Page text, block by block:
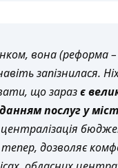
вона (реформа –
запізнилася.
що заразє
послуг у
тепер, дозволяє